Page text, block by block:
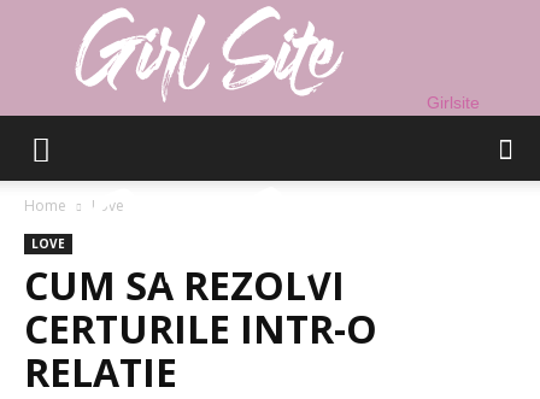
Girlsite
Home Love
LOVE
CUM SA REZOLVI
CERTURILE INTR-O
RELATIE